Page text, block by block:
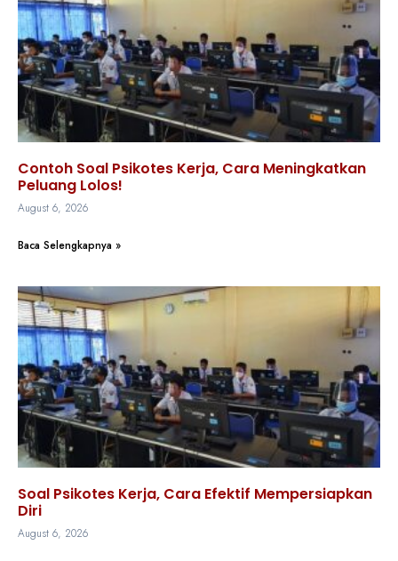
Contoh Soal Psikotes Kerja, Cara Meningkatkan
Peluang Lolos!
August 6, 2026
Baca Selengkapnya »
Soal Psikotes Kerja, Cara Efektif Mempersiapkan
Diri
August 6, 2026